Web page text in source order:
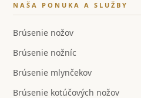
NAŠA PONUKA A SLUŽBY
Brúsenie nožov
Brúsenie nožníc
Brúsenie mlynčekov
Brúsenie kotúčových nožov